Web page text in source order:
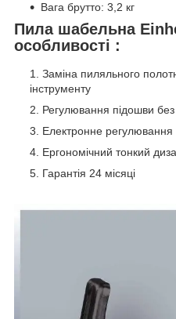
Вага брутто: 3,2 кг
Пила шабельна
особливості :
Заміна пиляльного
інструменту
Регулювання підошви без
Електронне регулювання
Ергономічний тонкий
Гарантія 24 місяці